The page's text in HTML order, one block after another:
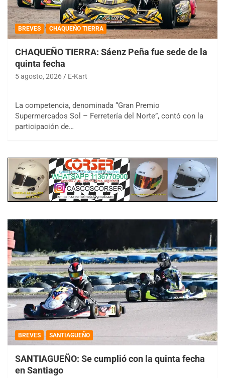
BREVES CHAQUEÑO TIERRA
CHAQUEÑO TIERRA: Sáenz Peña fue sede de la
quinta fecha
5 agosto, 2026 E-Kart
La competencia, denominada “Gran Premio
Supermercados Sol – Ferretería del Norte”, contó con la
participación de…
BREVES SANTIAGUEÑO
SANTIAGUEÑO: Se cumplió con la quinta fecha
en Santiago